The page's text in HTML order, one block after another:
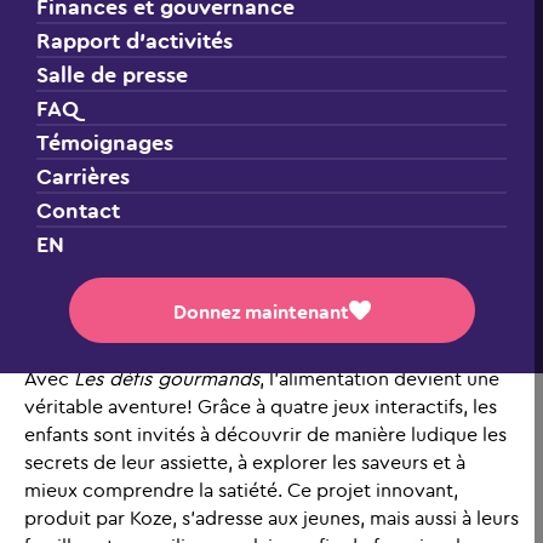
Finances et gouvernance
Rapport d’activités
Salle de presse
FAQ
Témoignages
Carrières
Contact
EN
Donnez maintenant
Une série ludique pour éveiller la curiosité alimentaire
des enfants
Mars 2025 – Poursuivant sa mission d’alimenter le
potentiel des enfants, le Club des petits déjeuners est
vocation éducative et culturelle du Québec, dans le
cadre du Mois de la nutrition.
Des vidéos captivantes pour apprendre en s’amusant
AvecLes défis gourmands, l’alimentation devient une
véritable aventure! Grâce à quatre jeux interactifs, les
enfants sont invités à découvrir de manière ludique les
secrets de leur assiette, à explorer les saveurs et à
mieux comprendre la satiété. Ce projet innovant,
produit par Koze, s’adresse aux jeunes, mais aussi à leurs